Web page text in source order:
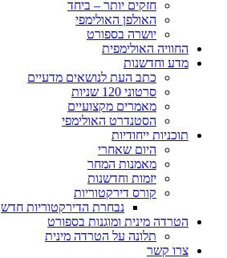
חזקים יותר – ביחד
האולפן האולימפי
יושרה בספורט
החוויה האולימפית
מדע וחדשנות
כתב העת לנושאים מדעיים
סרטוני 120 שניות
מאמרים מקצועיים
הסטנדרט האולימפי
תוכניות ייחודיות
היום שאחרי
מאמנות המחר
יזמות וחדשנות
קורס דירקטוריות
נבחרת הדירקטוריות חדש
הטרדה מינית ומוגנות בספורט
תלונה על הטרדה מינית
צרו קשר